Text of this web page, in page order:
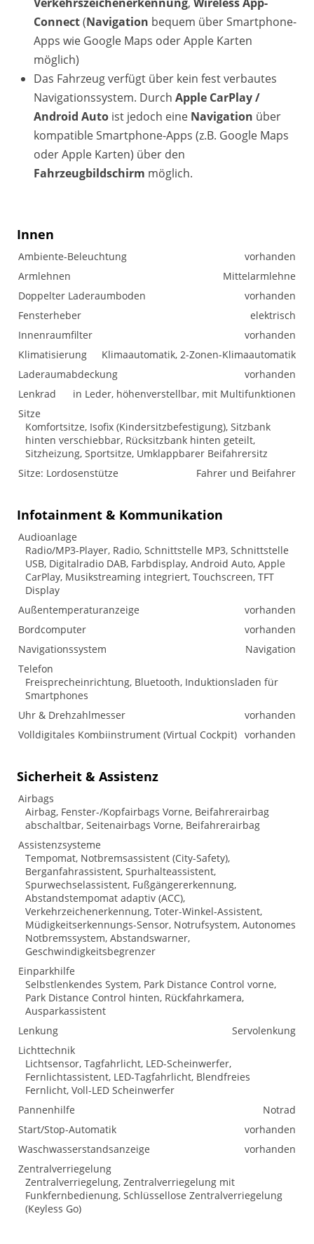
Connect(Navigation bequem über Smartphone-
Apps wie Google Maps oder Apple Karten
möglich)
Das Fahrzeug verfügt über kein fest verbautes
Navigationssystem. Durch Apple CarPlay /
Android Auto ist jedoch eine Navigation über
kompatible Smartphone-Apps (z.B. Google Maps
oder Apple Karten) über den
Fahrzeugbildschirm möglich.
Innen
Ambiente-Beleuchtung
vorhanden
Armlehnen
Mittelarmlehne
Doppelter Laderaumboden
vorhanden
Fensterheber
elektrisch
Innenraumfilter
vorhanden
Klimatisierung
Klimaautomatik, 2-Zonen-Klimaautomatik
Laderaumabdeckung
vorhanden
Lenkrad
in Leder, höhenverstellbar, mit Multifunktionen
Sitze
Komfortsitze, Isofix (Kindersitzbefestigung), Sitzbank
hinten verschiebbar, Rücksitzbank hinten geteilt,
Sitzheizung, Sportsitze, Umklappbarer Beifahrersitz
Sitze: Lordosenstütze
Fahrer und Beifahrer
Infotainment & Kommunikation
Audioanlage
Radio/MP3-Player, Radio, Schnittstelle MP3, Schnittstelle
USB, Digitalradio DAB, Farbdisplay, Android Auto, Apple
CarPlay, Musikstreaming integriert, Touchscreen, TFT
Display
Außentemperaturanzeige
vorhanden
Bordcomputer
vorhanden
Navigationssystem
Navigation
Telefon
Freisprecheinrichtung, Bluetooth, Induktionsladen für
Smartphones
Uhr & Drehzahlmesser
vorhanden
Volldigitales Kombiinstrument (Virtual Cockpit) vorhanden
Sicherheit & Assistenz
Airbags
Airbag, Fenster-/Kopfairbags Vorne, Beifahrerairbag
abschaltbar, Seitenairbags Vorne, Beifahrerairbag
Assistenzsysteme
Tempomat, Notbremsassistent (City-Safety),
Berganfahrassistent, Spurhalteassistent,
Spurwechselassistent, Fußgängererkennung,
Abstandstempomat adaptiv (ACC),
Verkehrzeichenerkennung, Toter-Winkel-Assistent,
Müdigkeitserkennungs-Sensor, Notrufsystem, Autonomes
Notbremssystem, Abstandswarner,
Geschwindigkeitsbegrenzer
Einparkhilfe
Selbstlenkendes System, Park Distance Control vorne,
Park Distance Control hinten, Rückfahrkamera,
Ausparkassistent
Lenkung
Servolenkung
Lichttechnik
Lichtsensor, Tagfahrlicht, LED-Scheinwerfer,
Fernlichtassistent, LED-Tagfahrlicht, Blendfreies
Fernlicht, Voll-LED Scheinwerfer
Pannenhilfe
Notrad
Start/Stop-Automatik
vorhanden
Waschwasserstandsanzeige
vorhanden
Zentralverriegelung
Zentralverriegelung, Zentralverriegelung mit
Funkfernbedienung, Schlüssellose Zentralverriegelung
(Keyless Go)